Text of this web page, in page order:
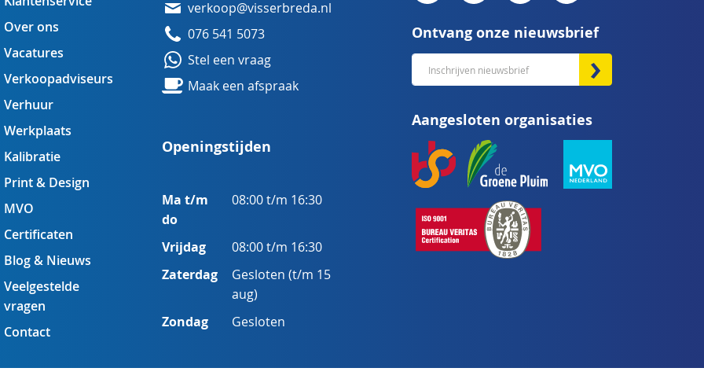
Over ons
Vacatures
Verkoopadviseurs
Verhuur
Werkplaats
Kalibratie
Print & Design
MVO
Certificaten
Blog & Nieuws
Veelgestelde
vragen
Contact
verkoop@visserbreda.nl
076 541 5073
Stel een vraag
Maak een afspraak
Openingstijden
Ma t/m
do
08:00 t/m 16:30
Vrijdag 08:00 t/m 16:30
Zaterdag
Gesloten (t/m 15
aug)
Zondag Gesloten
Ontvang onze nieuwsbrief
Abonneer
u
onze
nieuwsbrief
Aangesloten organisaties